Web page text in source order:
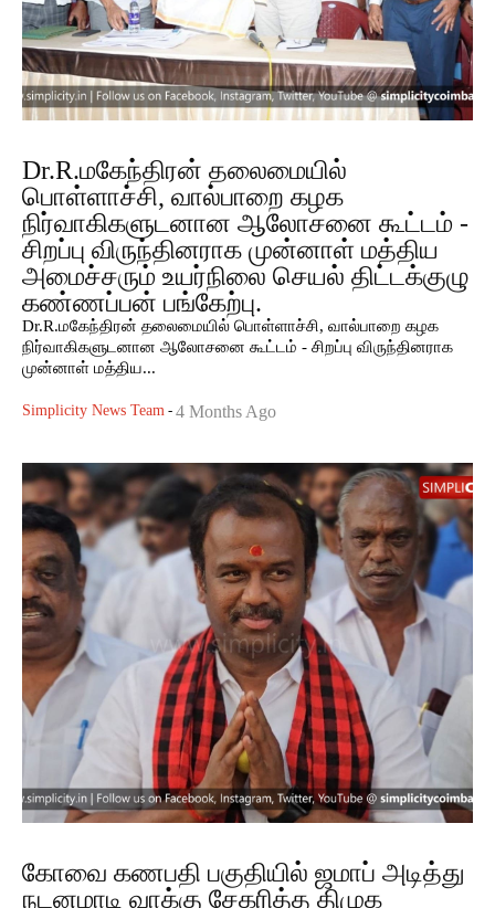
Dr.R.மகேந்திரன் தலைமையில்
பொள்ளாச்சி, வால்பாறை கழக
நிர்வாகிகளுடனான ஆலோசனை கூட்டம் -
சிறப்பு விருந்தினராக முன்னாள் மத்திய
அமைச்சரும் உயர்நிலை செயல் திட்டக்குழு
கண்ணப்பன் பங்கேற்பு.
Dr.R.மகேந்திரன் தலைமையில் பொள்ளாச்சி, வால்பாறை கழக
நிர்வாகிகளுடனான ஆலோசனை கூட்டம் - சிறப்பு விருந்தினராக
முன்னாள் மத்திய...
Simplicity News Team - 4 Months Ago
கோவை கணபதி பகுதியில் ஜமாப் அடித்து
நடனமாடி வாக்கு சேகரித்த திமுக